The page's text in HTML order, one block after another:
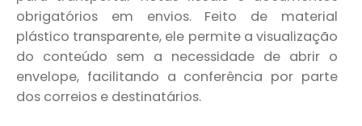
obrigatórios em envios. Feito de material
plástico transparente, ele permite a visualização
do conteúdo sem a necessidade de abrir o
envelope, facilitando a conferência por parte
dos correios e destinatários.